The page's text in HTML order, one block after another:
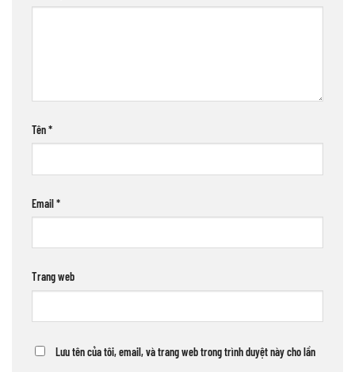
Tên*
Email*
Trang web
Lưu tên của tôi, email, và trang web trong trình duyệt này cho lần